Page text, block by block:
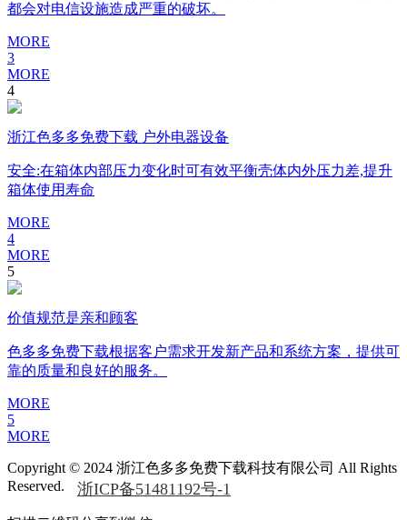
都会对电信设施造成严重的破坏。
MORE
3
MORE
4
浙江色多多免费下载 户外电器设备
安全:在箱体内部压力变化时可有效平衡壳体内外压力差,提升
箱体使用寿命
MORE
4
MORE
5
价值规范是亲和顾客
色多多免费下载根据客户需求开发新产品和系统方案，提供可
靠的质量和良好的服务。
MORE
5
MORE
Copyright © 2024 浙江色多多免费下载科技有限公司 All Rights
Reserved.
浙ICP备51481192号-1